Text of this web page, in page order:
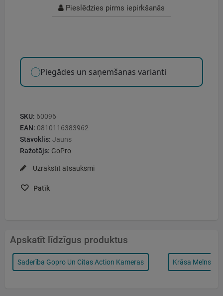
Pieslēdzies pirms iepirkšanās
Piegādes un saņemšanas varianti
SKU: 60096
EAN: 0810116383962
Stāvoklis: Jauns
Ražotājs: GoPro
Uzrakstīt atsauksmi
Patīk
Apskatīt līdzīgus produktus
Saderība Gopro Un Citas Action Kameras Krāsa Melns